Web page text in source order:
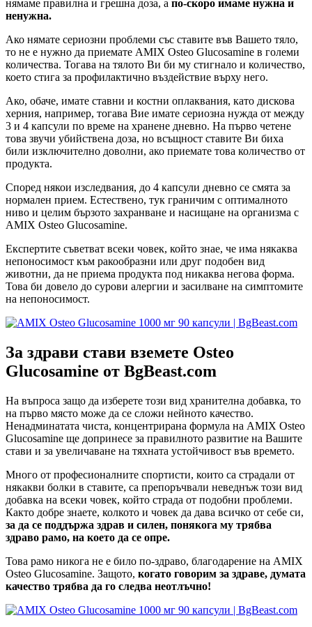
нямаме правилна и грешна доза, а по-скоро имаме нужна и
ненужна.
Ако нямате сериозни проблеми със ставите във Вашето тяло,
то не е нужно да приемате AMIX Osteo Glucosamine в големи
количества. Тогава на тялото Ви би му стигнало и количество,
което стига за профилактично въздействие върху него.
Ако, обаче, имате ставни и костни оплаквания, като дискова
херния, например, тогава Вие имате сериозна нужда от между
3 и 4 капсули по време на хранене дневно. На първо четене
това звучи убийствена доза, но всъщност ставите Ви биха
били изключително доволни, ако приемате това количество от
продукта.
Според някои изследвания, до 4 капсули дневно се смята за
нормален прием. Естествено, тук граничим с оптималното
ниво и целим бързото захранване и насищане на организма с
AMIX Osteo Glucosamine.
Експертите съветват всеки човек, който знае, че има някаква
непоносимост към ракообразни или друг подобен вид
животни, да не приема продукта под никаква негова форма.
Това би довело до сурови алергии и засилване на симптомите
на непоносимост.
За здрави стави вземете Osteo
Glucosamine от BgBeast.com
На въпроса защо да изберете този вид хранителна добавка, то
на първо място може да се сложи нейното качество.
Ненадминатата чиста, концентрирана формула на AMIX Osteo
Glucosamine ще допринесе за правилното развитие на Вашите
стави и за увеличаване на тяхната устойчивост във времето.
Много от професионалните спортисти, които са страдали от
някакви болки в ставите, са препоръчвали неведнъж този вид
добавка на всеки човек, който страда от подобни проблеми.
Както добре знаете, колкото и човек да дава всичко от себе си,
за да се поддържа здрав и силен, понякога му трябва
здраво рамо, на което да се опре.
Това рамо никога не е било по-здраво, благодарение на AMIX
Osteo Glucosamine. Защото, когато говорим за здраве, думата
качество трябва да го следва неотлъчно!